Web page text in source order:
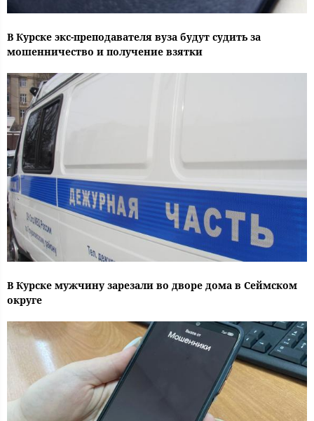
В Курске экс-преподавателя вуза будут судить за
мошенничество и получение взятки
В Курске мужчину зарезали во дворе дома в Сеймском
округе